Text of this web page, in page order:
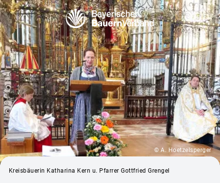
© A. Hoetzelsperger
Kreisbäuerin Katharina Kern u. Pfarrer Gottfried Grengel